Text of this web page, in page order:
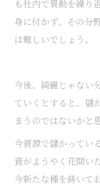
も社内で異動を繰り
身に付かず、その分
は難しいでしょう。
今後、綺麗じゃない
ていくとすると、儲
まうのではないかと
今資源で儲かってい
資がようやく花開い
今新たな種を蒔いて